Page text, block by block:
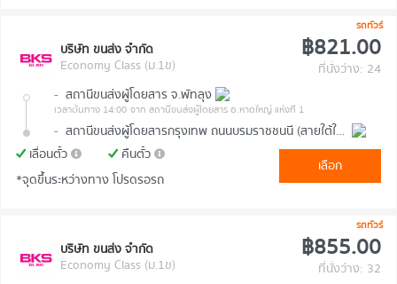
รถทัวร์
บริษัท ขนส่ง จำกัด
Economy Class (ม.1ข)
฿821.00
ที่นั่งว่าง: 24
- สถานีขนส่งผู้โดยสาร จ.พัทลุง
เวลาต้นทาง 14:00 จาก สถานีขนส่งผู้โดยสาร อ.หาดใหญ่ แห่งที่ 1
-
สถานีขนส่งผู้โดยสารกรุงเทพ ถนนบรมราชชนนี (สายใต้ใหม่)
เลื่อนตั๋ว
คืนตั๋ว
*จุดขึ้นระหว่างทาง โปรดรอรถ
เลือก
รถทัวร์
บริษัท ขนส่ง จำกัด
Economy Class (ม.1ข)
฿855.00
ที่นั่งว่าง: 32